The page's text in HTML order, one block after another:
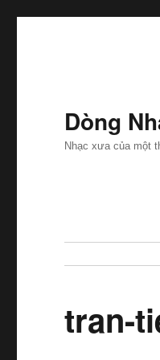
Dòng
Nhạc xưa của một
tran-